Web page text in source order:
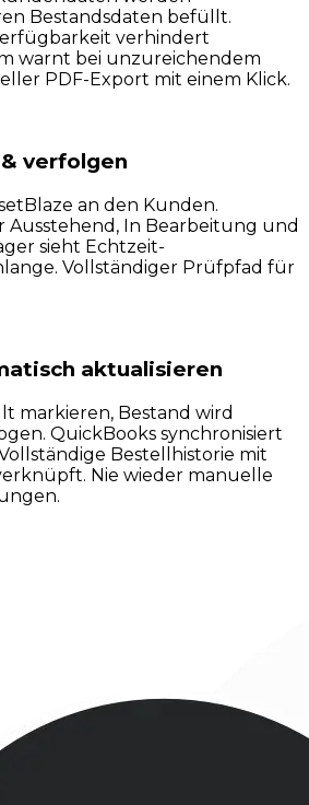
Bestandsdaten befüllt.
verhindert
warnt bei unzureichendem
PDF-Export mit einem Klick.
verfolgen
an den Kunden.
Ausstehend, In Bearbeitung und
sieht Echtzeit-
Vollständiger Prüfpfad für
aktualisieren
markieren, Bestand wird
QuickBooks synchronisiert
Bestellhistorie mit
Nie wieder manuelle